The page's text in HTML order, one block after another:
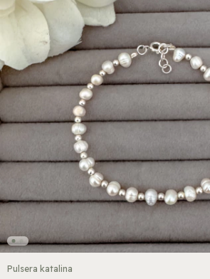
Pulsera katalina